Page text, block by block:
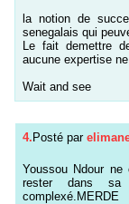
la notion de
senegalais qui
Le fait demettre
aucune expertise
Wait and see
4. Posté par
Youssou Ndour
rester dans
complexé.MERDE